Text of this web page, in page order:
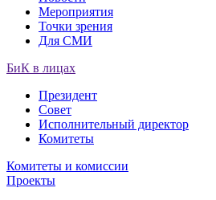
Мероприятия
Точки зрения
Для СМИ
БиК в лицах
Президент
Совет
Исполнительный директор
Комитеты
Комитеты и комиссии
Проекты